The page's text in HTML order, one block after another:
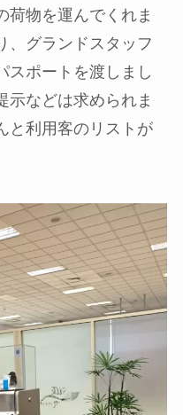
荷物を運んでくれま
、グランドスタッフ
スポートを渡しまし
示などは求められま
と利用客のリストが